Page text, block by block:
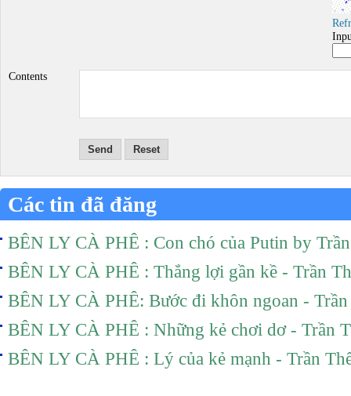
Contents
Send Reset
Các tin đã đăng
BÊN LY CÀ PHÊ : Con chó của Putin by
BÊN LY CÀ PHÊ : Thắng lợi gần kề - Trần
BÊN LY CÀ PHÊ: Bước đi khôn ngoan -
BÊN LY CÀ PHÊ : Những kẻ chơi dơ - Trần
BÊN LY CÀ PHÊ : Lý của kẻ mạnh - Trần